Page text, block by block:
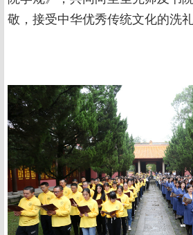
敬，接受中华优秀传统文化的洗礼